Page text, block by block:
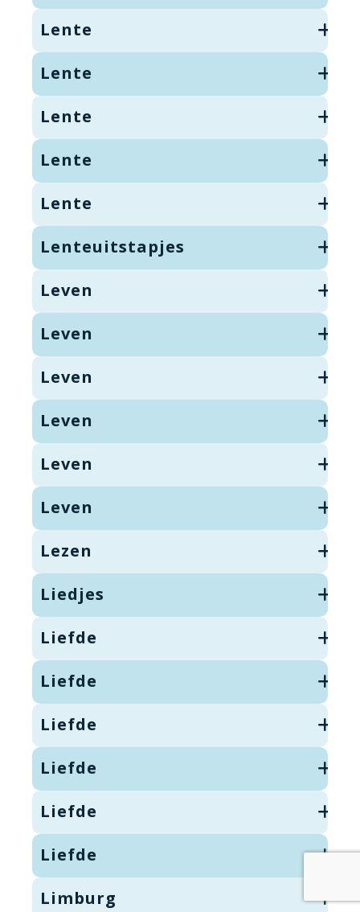
Lente
Lente
Lente
Lente
Lente
Lenteuitstapjes
Leven
Leven
Leven
Leven
Leven
Leven
Lezen
Liedjes
Liefde
Liefde
Liefde
Liefde
Liefde
Liefde
Limburg